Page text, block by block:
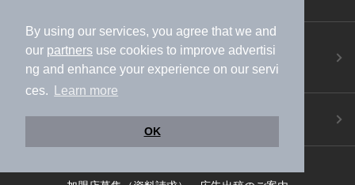
By using our services, you agree that we and
our partners use cookies to improve advertisi
ng and enhance your experience on our servi
ces.
Learn more
OK
ニフティ温泉アプリ
地図から温泉検索！お得な限定クーポンも！
今すぐダウンロード！
施設データの新規追加や修正依頼もこちらから